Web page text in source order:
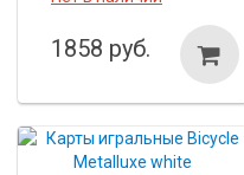
1858 руб.